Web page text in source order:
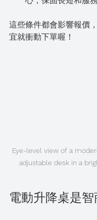
這些條件都會影響報價
宜就衝動下單喔！
Eye-level view of a
adjustable desk in a
電動升降桌是智